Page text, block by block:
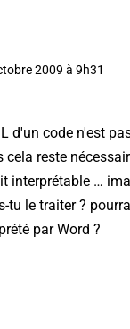
2009 à 9h31
d'un code n'est
cela reste
interprétable …
tu le traiter ?
par Word ?